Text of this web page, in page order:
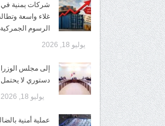
شركات يمنية
غلاء واسعة
الرسوم
يوليو 18, 2026
إلى مجلس
دستوري لا يحتمل
يوليو 18, 2026
عملية أمنية